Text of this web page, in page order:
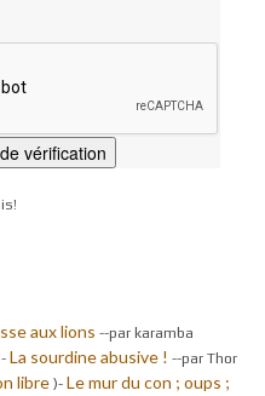
aux lions --par karamba
La sourdine abusive ! --par Thor
libre )- Le mur du con ; oups ;